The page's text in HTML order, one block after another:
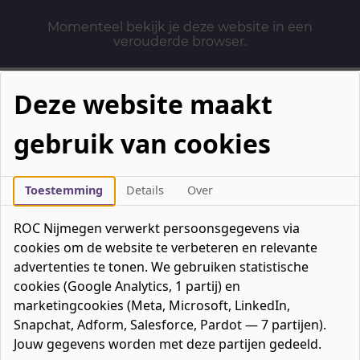
Momenteel bekijk je deze website in een
verouderde browser.
Mbo-opleidingen
Werken & Leren
Mavo / havo / vwo
Contact
Over ons
Bedrijven
Favorieten0favorieten
Mijn ROC
Zoeken
Deze website maakt
gebruik van cookies
Toestemming Details Over
ROC Nijmegen verwerkt persoonsgegevens via
cookies om de website te verbeteren en relevante
advertenties te tonen. We gebruiken statistische
cookies (Google Analytics, 1 partij) en
marketingcookies (Meta, Microsoft, LinkedIn,
Snapchat, Adform, Salesforce, Pardot — 7 partijen).
Jouw gegevens worden met deze partijen gedeeld.